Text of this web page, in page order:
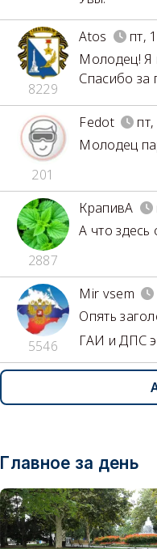
8229
Atos
пт,
Молодец! Я
Спасибо за
201
Fedot
Молодец
2887
КрапивА
А что
5546
Mir vsem
Опять
ГАИ и ДПС
Главное за день